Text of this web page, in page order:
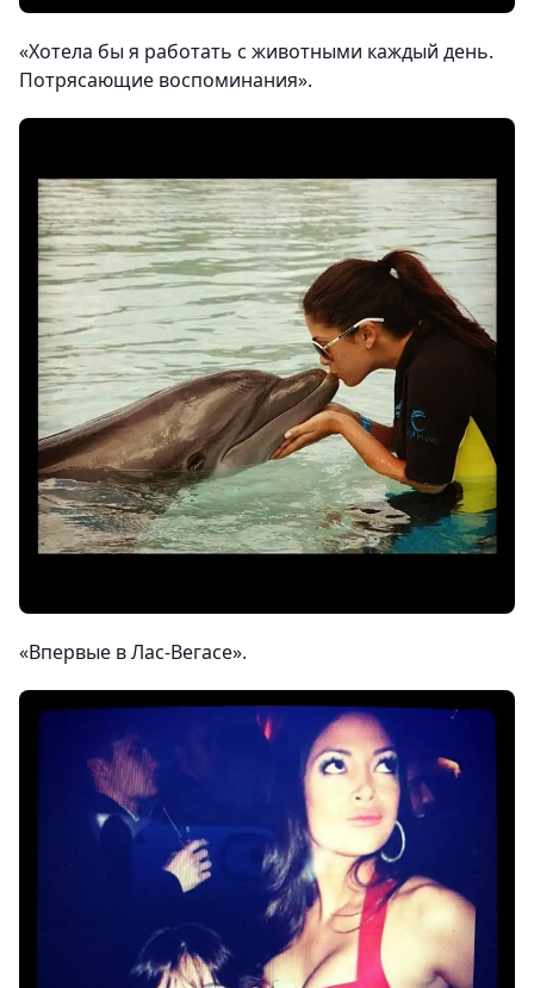
«Хотела бы я работать с животными каждый день.
Потрясающие воспоминания».
«Впервые в Лас-Вегасе».